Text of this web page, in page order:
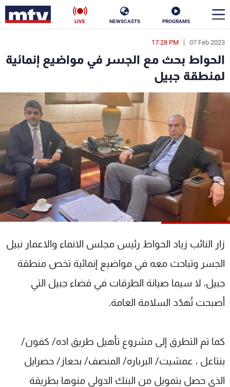
PROGRAMS
NEWSCASTS
LIVE
07 Feb 2023
17:28 PM
الحواط بحث مع الجسر في مواضيع إنمائية
لمنطقة جبيل
زار النائب زياد الحواط رئيس مجلس الانماء والاعمار نبيل
الجسر وتباحث معه في مواضيع إنمائية تخص منطقة
جبيل، لا سيما صيانة الطرقات في قضاء جبيل التي
أصبحت تُهدّد السلامة العامة.
كما تم التطرق إلى مشروع تأهيل طريق اده/ كفون/
بنتاعل ، عمشيت/ البرباره/ المنصف/ بحعاز/ حصرايل
الذي حصل بتمويل من البنك الدولي منوها بطريقة
en
الأخبار
سياسة ناس
إقتصاد فن
منوعات رياضة
كأس العالم
شاهد البرامج
عن MTV
الإنـتـاج
لاعلاناتكم
وظائف
تواصل معنا